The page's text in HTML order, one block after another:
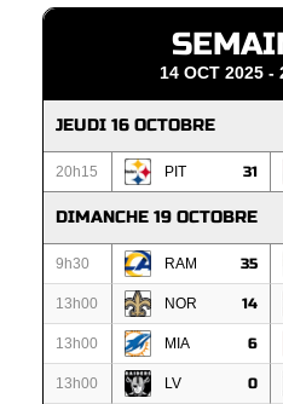
14 OCT 2025 -
JEUDI 16 OCTOBRE
20h15 PIT 31
DIMANCHE 19 OCTOBRE
9h30 RAM 35
13h00 NOR 14
13h00 MIA 6
13h00 LV 0